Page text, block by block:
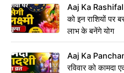
Aaj Ka
को इन राशियों पर
लाभ के बनेंगे योग
Aaj Ka
रविवार को कामदा